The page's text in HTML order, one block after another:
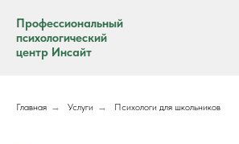
Профессиональный
психологический
центр Инсайт
Главная → Услуги → Психологи для школьников